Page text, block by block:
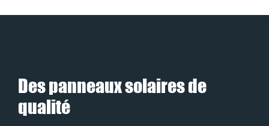
Des panneaux solaires de
qualité